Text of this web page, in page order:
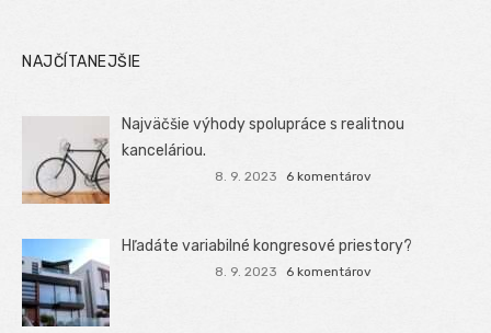
NAJČÍTANEJŠIE
Najväčšie výhody spolupráce s realitnou
kanceláriou.
8. 9. 2023 6 komentárov
Hľadáte variabilné kongresové priestory?
8. 9. 2023 6 komentárov